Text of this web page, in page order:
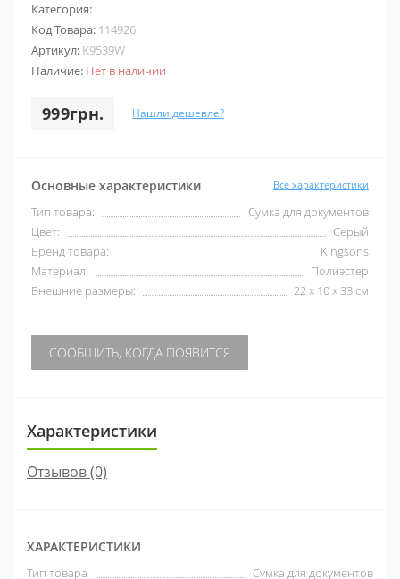
Категория:
Код Товара: 114926
Артикул: K9539W
Наличие: Нет в наличии
999грн. Нашли дешевле?
Основные характеристики Все характеристики
Тип товара:
Сумка для документов
Цвет:
Серый
Бренд товара:
Kingsons
Материал:
Полиэстер
Внешние размеры:
22 х 10 х 33 см
СООБЩИТЬ, КОГДА ПОЯВИТСЯ
Характеристики
Отзывов (0)
ХАРАКТЕРИСТИКИ
Тип товара
Сумка для документов